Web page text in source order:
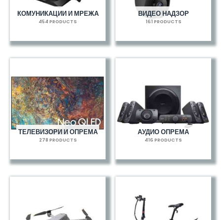
КОМУНИКАЦИИ И МРЕЖА
454 PRODUCTS
ВИДЕО НАДЗОР
161 PRODUCTS
ТЕЛЕВИЗОРИ И ОПРЕМА
278 PRODUCTS
АУДИО ОПРЕМА
416 PRODUCTS